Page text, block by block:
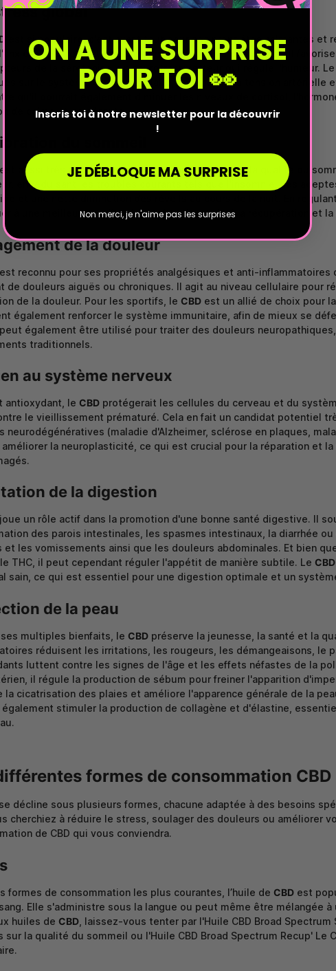
global
est si populaire, c'est avant tout pour ses propriétés calmantes et
le stress et certains symptômes de la dépression. Il
de la sérotonine, un neurotransmetteur qui régule l'humeur. Le
sur le système cardiovasculaire, en régulant la tension artérielle
qu'il pourrait également diminuer les niveaux de cortisol,
de calme et de détente.
du sommeil
est aussi très apprécié pour son action positive sur la qualité du
en réduisant les troubles courants tels que l'insomnie. Les
et une nette diminution des réveils au cours de la nuit. En
à une meilleure qualité de vie, favorisant ainsi la récupération et
de la douleur
est reconnu pour ses propriétés analgésiques et anti-
de douleurs aiguës ou chroniques. Il agit au niveau cellulaire pour
de la douleur. Pour les sportifs, le CBD est un allié de choix pour
également renforcer le système immunitaire, afin de mieux se
peut également être utilisé pour traiter des douleurs
traditionnels.
au système nerveux
antioxydant, le CBD protégerait les cellules du cerveau et du
le vieillissement prématuré. Cela en fait un candidat potentiel
neurodégénératives (maladie d'Alzheimer, sclérose en plaques,
la neuroplasticité, ce qui est crucial pour la réparation et
de la digestion
joue un rôle actif dans la promotion d'une bonne santé digestive. Il
des parois intestinales, les spasmes intestinaux, la diarrhée
et les vomissements ainsi que les douleurs abdominales. Et bien
THC, il peut cependant réguler l'appétit de manière subtile. Le CBD
sain, ce qui est essentiel pour une digestion optimale et un
de la peau
ses multiples bienfaits, le CBD préserve la jeunesse, la santé et la
réduisent les irritations, les rougeurs, les démangeaisons, le
luttent contre les signes de l'âge et les effets néfastes de la
il régule la production de sébum pour freiner l'apparition
la cicatrisation des plaies et améliore l'apparence générale de la
également stimuler la production de collagène et d'élastine,
formes de consommation CBD
se décline sous plusieurs formes, chacune adaptée à des besoins
cherchiez à réduire le stress, soulager des douleurs ou améliorer
de CBD qui vous conviendra.
formes de consommation les plus courantes, l’huile de CBD est
Elle s'administre sous la langue ou peut même être mélangée
huiles de CBD , laissez-vous tenter par l'Huile CBD Broad
sur la qualité du sommeil ou l'Huile CBD Broad Spectrum Recup' Le
ON A UNE SURPRISE
POUR TOI 👀
Inscris toi à notre newsletter pour la découvrir
!
JE DÉBLOQUE MA SURPRISE
Non merci, je n'aime pas les surprises